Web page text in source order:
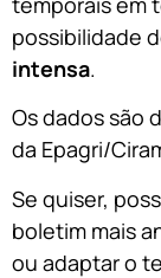
possibilidade
intensa.
Os dados são
da Epagri/
Se quiser,
boletim mais
ou adaptar o